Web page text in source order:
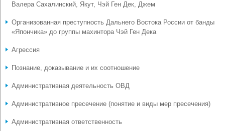
Валера Сахалинский, Якут, Чэй Ген Дек, Джем
Организованная преступность Дальнего Востока России от банды
«Япончика» до группы махинтора Чэй Ген Дека
Агрессия
Познание, доказывание и их соотношение
Административная деятельность ОВД
Административное пресечение (понятие и виды мер пресечения)
Административная ответственность